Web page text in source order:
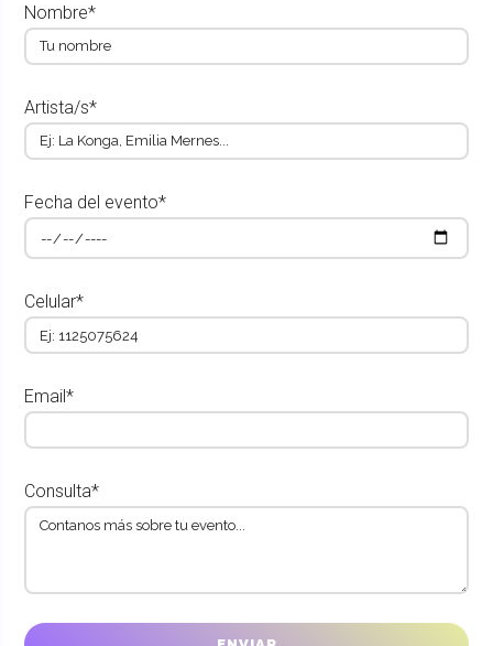
Nombre*
Artista/s*
Fecha del evento*
Celular*
Email*
Consulta*